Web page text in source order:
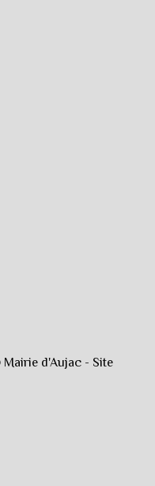
d'Aujac - Site